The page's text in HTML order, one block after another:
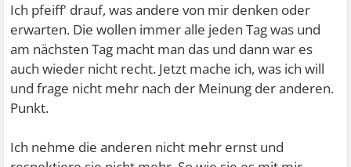
Ich pfeiff' drauf, was andere von mir denken oder
erwarten. Die wollen immer alle jeden Tag was und
am nächsten Tag macht man das und dann war es
auch wieder nicht recht. Jetzt mache ich, was ich will
und frage nicht mehr nach der Meinung der anderen.
Punkt.
Ich nehme die anderen nicht mehr ernst und